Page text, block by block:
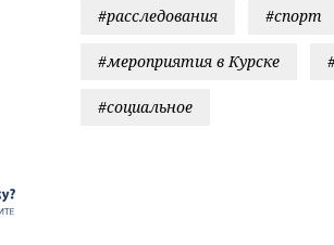
#расследования #спорт
#мероприятия в Курске
#социальное